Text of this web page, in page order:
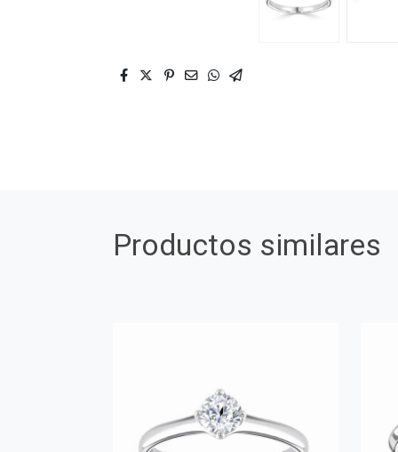
Productos similares